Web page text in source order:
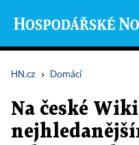
HN.cz › Domácí
Na české